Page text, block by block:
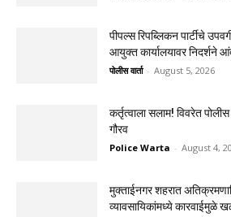
पीपल्स रिपब्लिकन पार्टीचे
आयुक्त कार्यालयावर निदर्शने
पोलीस वार्ता - August 5, 2026
कर्तृत्वाला सलाम! विवरेत
गौरव
Police Warta - August 4,
मुक्ताईनगर शहरात
व्यावसायिकांमध्ये कारवाईमुळे